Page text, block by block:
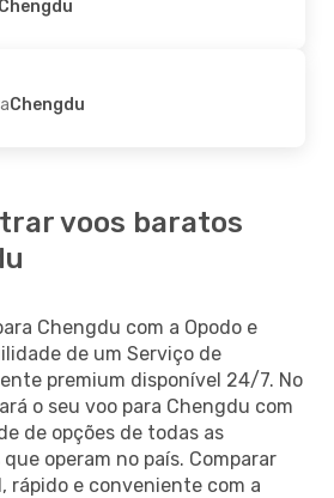
Chengdu
Chengdu
voos baratos
Chengdu com a Opodo e
de um Serviço de
premium disponível 24/7. No
o seu voo para Chengdu com
de opções de todas as
operam no país. Comparar
rápido e conveniente com a